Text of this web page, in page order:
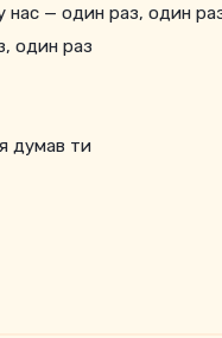
нас — один раз, один
один раз
думав ти